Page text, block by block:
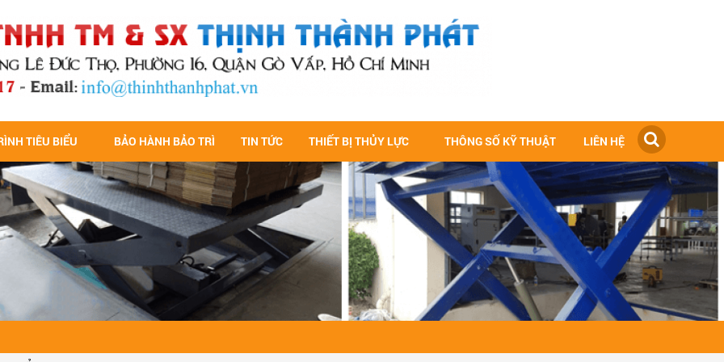
TIÊU BIỂU BẢO HÀNH BẢO TRÌ TIN TỨC THIẾT BỊ THỦY LỰC THÔNG SỐ KỸ THUẬT LIÊN HỆ